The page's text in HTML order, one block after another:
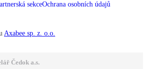
sekceOchrana osobních údajů
Axabee sp. z. o.o.
Čedok a.s.